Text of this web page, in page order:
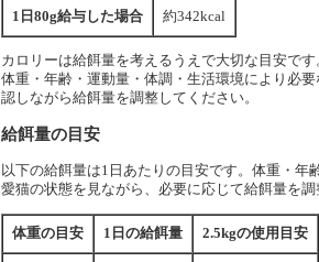
1日80g給与した場合 約342kcal
カロリーは給餌量を考えるうえで大切な目安です
体重・年齢・運動量・体調・生活環境により必
認しながら給餌量を調整してください。
給餌量の目安
以下の給餌量は1日あたりの目安です。体重・年
愛猫の状態を見ながら、必要に応じて給餌量を調
体重の目安 1日の給餌量 2.5kgの使用目安